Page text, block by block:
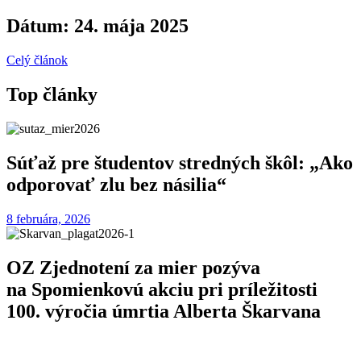
Dátum: 24. mája 2025
Celý článok
Top články
Súťaž pre študentov stredných škôl: „Ako
odporovať zlu bez násilia“
8 februára, 2026
OZ Zjednotení za mier pozýva
na Spomienkovú akciu pri príležitosti
100. výročia úmrtia Alberta Škarvana